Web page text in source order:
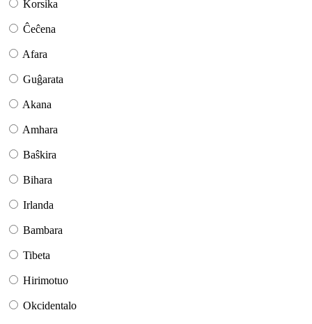
Korsika
Ĉeĉena
Afara
Guĝarata
Akana
Amhara
Baŝkira
Bihara
Irlanda
Bambara
Tibeta
Hirimotuo
Okcidentalo